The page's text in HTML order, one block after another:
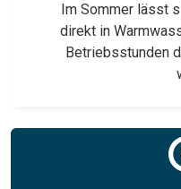
Im Sommer lässt
direkt in
Betriebsstunden